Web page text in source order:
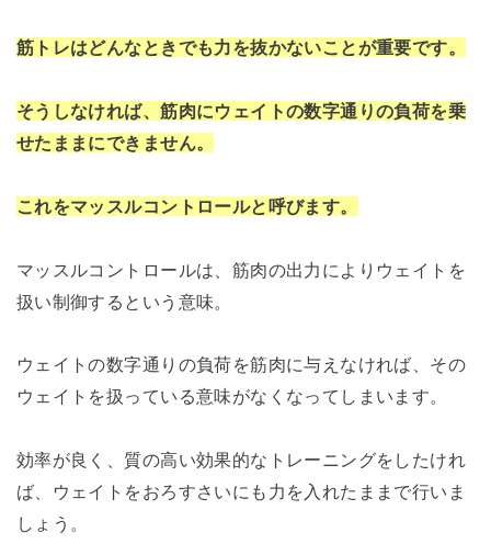
筋トレはどんなときでも力を抜かないことが重要です。
そうしなければ、筋肉にウェイトの数字通りの負荷を乗
せたままにできません。
これをマッスルコントロールと呼びます。
マッスルコントロールは、筋肉の出力によりウェイトを
扱い制御するという意味。
ウェイトの数字通りの負荷を筋肉に与えなければ、その
ウェイトを扱っている意味がなくなってしまいます。
効率が良く、質の高い効果的なトレーニングをしたけれ
ば、ウェイトをおろすさいにも力を入れたままで行いま
しょう。